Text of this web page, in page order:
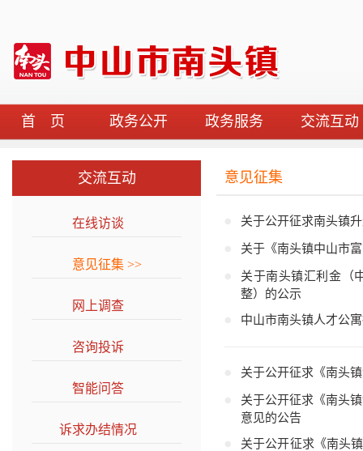
首 页 政务公开 政务服务 交流互动
交流互动
在线访谈
意见征集 >>
网上调查
咨询投诉
智能问答
诉求办结情况
意见征集
关于公开征求南头镇
关于《南头镇中山市
关于南头镇汇利金（
整）的公示
中山市南头镇人才公
关于公开征求《南头
关于公开征求《南头
意见的公告
关于公开征求《南头